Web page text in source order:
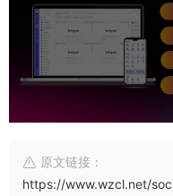
原文链接：
https://www.wzcl.net/